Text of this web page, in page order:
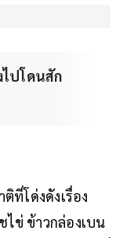
ปโดนสัก
ที่โด่งดังเรื่อง
ข่ ข้าวกล่องเบน